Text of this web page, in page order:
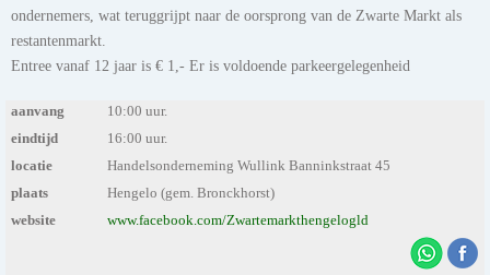
ondernemers, wat teruggrijpt naar de oorsprong van de Zwarte Markt als
restantenmarkt.
Entree vanaf 12 jaar is € 1,- Er is voldoende parkeergelegenheid
aanvang
10:00 uur.
eindtijd
16:00 uur.
locatie
Handelsonderneming Wullink Banninkstraat 45
plaats
Hengelo (gem. Bronckhorst)
website
www.facebook.com/Zwartemarkthengelogld